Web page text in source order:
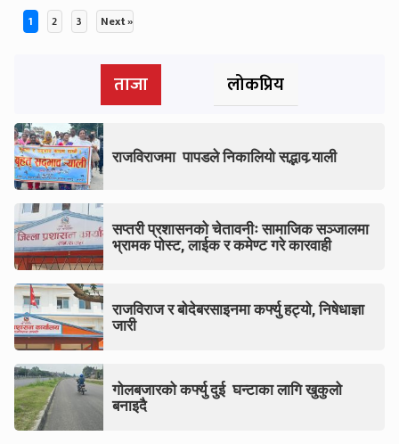
Posts
pagination
1 2 3 Next »
ताजा लोकप्रिय
राजविराजमा पापडले निकालियो सद्भाव र्‍याली
सप्तरी प्रशासनको चेतावनीः सामाजिक सञ्जालमा
भ्रामक पोस्ट, लाईक र कमेण्ट गरे कारवाही
राजविराज र बोदेबरसाइनमा कर्फ्यु हट्यो, निषेधाज्ञा
जारी
गोलबजारको कर्फ्यु दुई घन्टाका लागि खुकुलो
बनाइदै